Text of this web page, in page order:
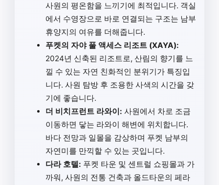
사원의 평온함을 느끼기에 최적입니다. 객실
에서 수영장으로 바로 연결되는 구조는 남부
휴양지의 여유를 더해줍니다.
푸켓의 자야 풀 액세스 리조트 (XAYA):
2024년 신축된 리조트로, 산림의 향기를 느
낄 수 있는 자연 친화적인 분위기가 특징입
니다. 사원 탐방 후 조용한 사색의 시간을 갖
기에 좋습니다.
더 비치프런트 라와이: 사원에서 차로 조금
이동하면 닿는 라와이 해변에 위치합니다.
바다 전망과 일몰을 감상하며 푸켓 남부의
자연미를 만끽할 수 있는 곳입니다.
다라 호텔: 푸켓 타운 및 센트럴 쇼핑몰과 가
까워, 사원의 전통 건축과 올드타운의 페라